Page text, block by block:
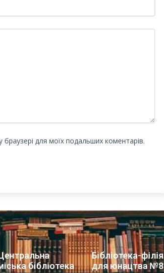
для моїх подальших коментарів.
бібліотека
Бібліотека-філія
для юнацтва №8